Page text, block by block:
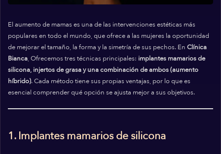
El aumento de mamas es una de las intervenciones estéticas más
populares en todo el mundo, que ofrece a las mujeres la oportunidad
de mejorar el tamaño, la forma y la simetría de sus pechos. En Clínica
Bianca, Ofrecemos tres técnicas principales: implantes mamarios de
silicona, injertos de grasa y una combinación de ambos (aumento
híbrido). Cada método tiene sus propias ventajas, por lo que es
esencial comprender qué opción se ajusta mejor a sus objetivos.
1. Implantes mamarios de silicona